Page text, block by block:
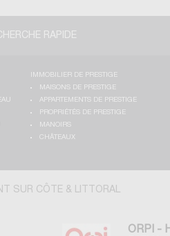
RAPIDE
IMMOBILIER DE PRESTIGE
MAISONS DE PRESTIGE
APPARTEMENTS DE PRESTIGE
PROPRIÉTÉS DE PRESTIGE
MANOIRS
CHÂTEAUX
SUR CÔTE & LITTORAL
ORPI -